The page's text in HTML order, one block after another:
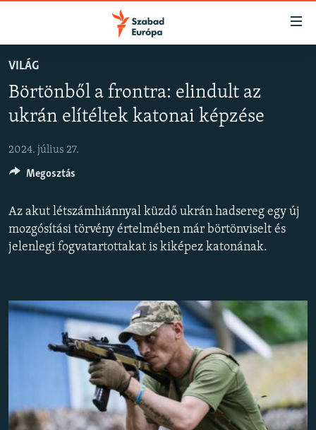
Akadálymentes
Ugrás
oldalra
Ugrás
keresésre
AKTUÁLIS
PODCASTOK
VIDEÓK
ELEMZŐ
NER15
SZABADON
TÁRSADALOM
A PÉNZ NYOMÁBAN
EURÓPAI UNIÓ
KLÍMAVÁLTOZÁS
A MÚLT TANULSÁGAI
VILÁG
Börtönből a frontra: elindult az
ukrán elítéltek katonai képzése
2024. július 27.
Az akut létszámhiánnyal küzdő ukrán hadsereg egy új
mozgósítási törvény értelmében már börtönviselt és
jelenlegi fogvatartottakat is kiképez katonának.
Megosztás
FELIRATKOZÁS
Feliratkozás